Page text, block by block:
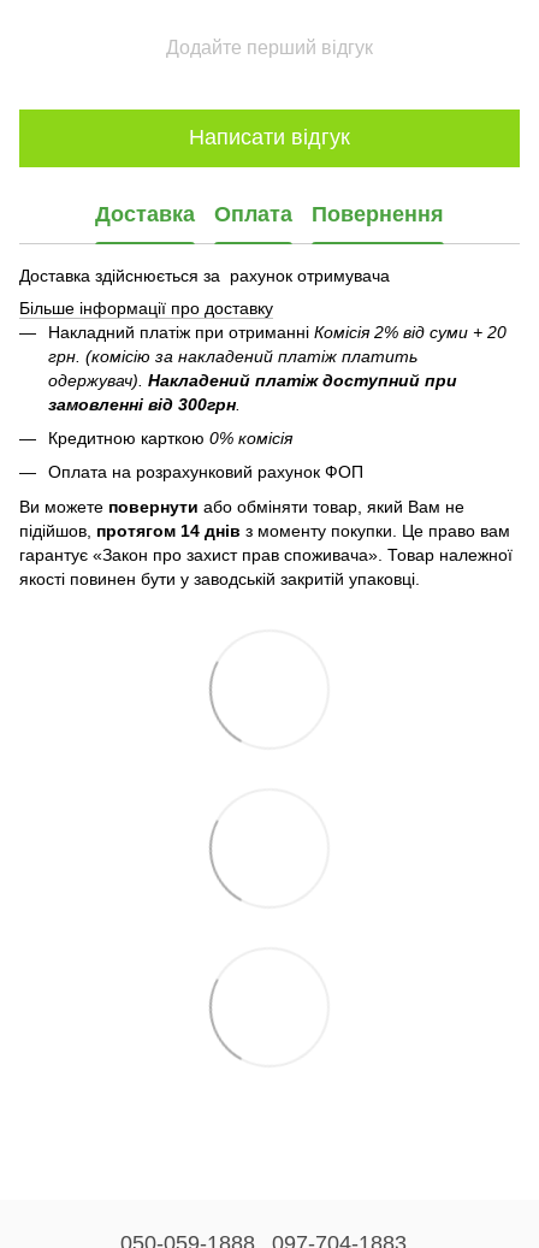
Додайте перший відгук
Написати відгук
Доставка Оплата Повернення
Доставка здійснюється за рахунок отримувача
Більше інформації про доставку
Накладний платіж при отриманні Комісія 2% від суми + 20
грн. (комісію за накладений платіж платить
одержувач). Накладений платіж доступний при
замовленні від 300грн
Кредитною карткою 0% комісія
Оплата на розрахунковий рахунок ФОП
Ви можете повернути або обміняти товар, який Вам не
підійшов, протягом 14 днів з моменту покупки. Це право вам
гарантує «Закон про захист прав споживача». Товар належної
якості повинен бути у заводській закритій упаковці.
050-059-1888 097-704-1883